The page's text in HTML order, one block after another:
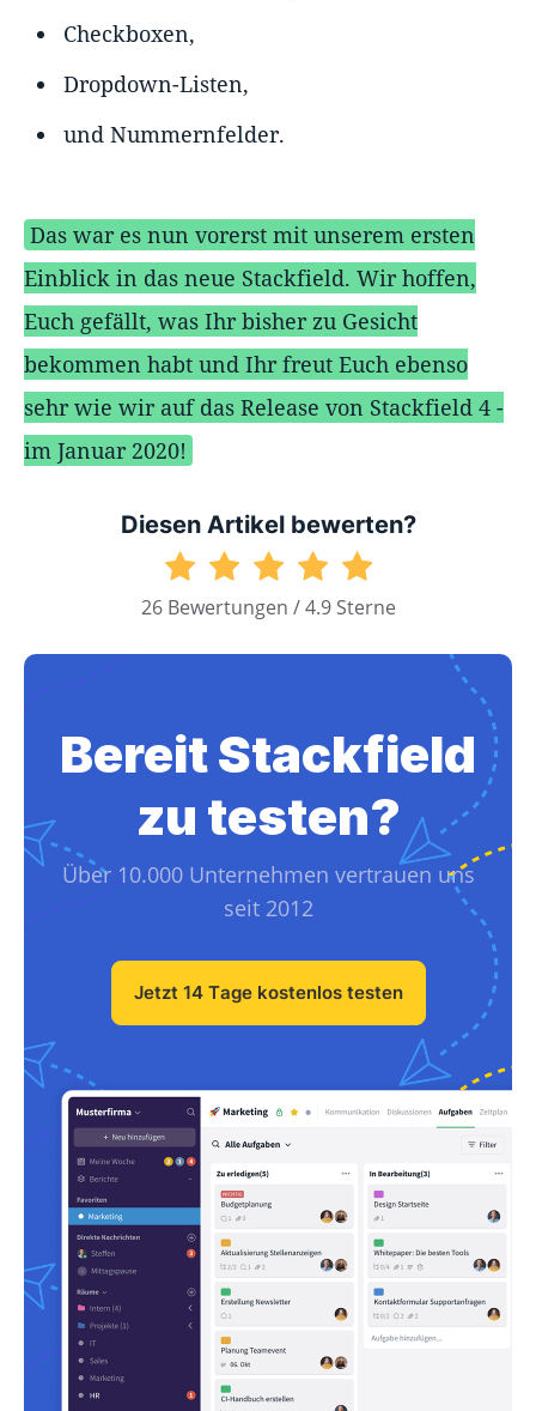
Checkboxen,
Dropdown-Listen,
und Nummernfelder.
Das war es nun vorerst mit unserem ersten
Einblick in das neue Stackfield. Wir hoffen,
Euch gefällt, was Ihr bisher zu Gesicht
bekommen habt und Ihr freut Euch ebenso
sehr wie wir auf das Release von Stackfield 4 -
im Januar 2020!
Diesen Artikel bewerten?
26 Bewertungen / 4.9 Sterne
Bereit Stackfield
zu testen?
Über 10.000 Unternehmen vertrauen uns
seit 2012
Jetzt 14 Tage kostenlos testen